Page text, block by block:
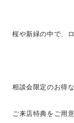
桜や新緑の中で、
相談会限定のお得
ご来店特典をご用